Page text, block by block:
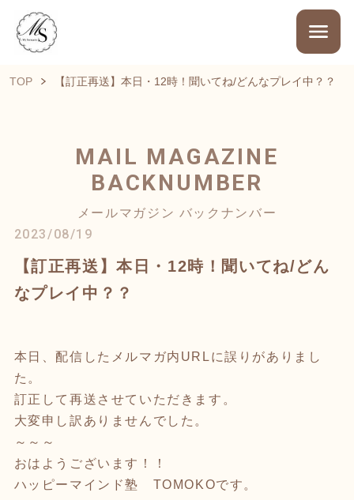
TOP 【訂正再送】本日・12時！聞いてね/どんなプレイ中？？
MAIL MAGAZINE
BACKNUMBER
メールマガジン バックナンバー
2023/08/19
【訂正再送】本日・12時！聞いてね/どん
なプレイ中？？
本日、配信したメルマガ内URLに誤りがありまし
た。
訂正して再送させていただきます。
大変申し訳ありませんでした。
～～～
おはようございます！！
ハッピーマインド塾 TOMOKOです。